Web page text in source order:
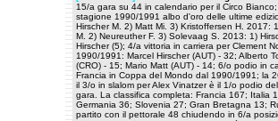
15/a gara su 44 in calendario per il Circo
stagione 1990/1991 albo d'oro delle ultime
Hirscher M. 2) Matt Mi. 3) Kristoffersen H. 2017:
M. 2) Neureuther F. 3) Solevaag S. 2013: 1)
Hirscher (5); 4/a vittoria in carriera per Clement
1990/1991: Marcel Hirscher (AUT) - 32; Alberto
(CRO) - 15; Mario Matt (AUT) - 14; 6/o podio in
Francia in Coppa del Mondo dal 1990/1991; la
il 3/o in slalom per Alex Vinatzer è il 1/o podio
gara. La classifica completa: Francia 167; Italia
Germania 36; Slovenia 27; Gran Bretagna 13;
partito con il pettorale 48 chiudendo in 6/a